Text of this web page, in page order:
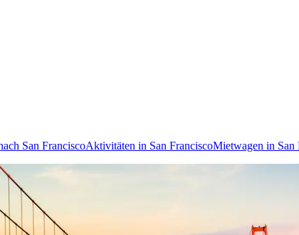
San FranciscoAktivitäten in San FranciscoMietwagen in San